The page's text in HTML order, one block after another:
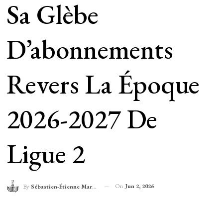
Sa Glèbe
D’abonnements
Revers La Époque
2026-2027 De
Ligue 2
By Sébastien-Étienne Marechal On Jun 2, 2026